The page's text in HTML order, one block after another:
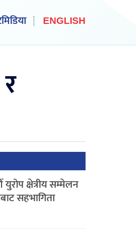
ENGLISH
क्षेत्रीय सम्मेलन
सहभागिता